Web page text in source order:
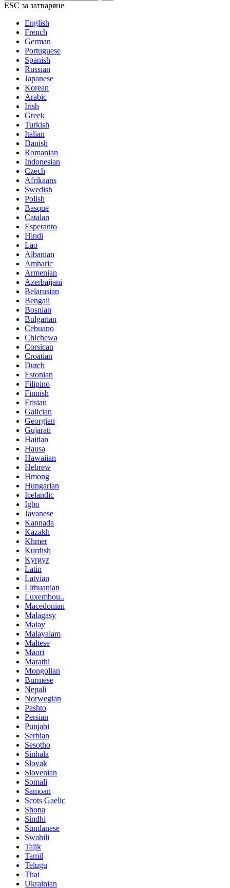
ESC за затваряне
English
French
German
Portuguese
Spanish
Russian
Japanese
Korean
Arabic
Irish
Greek
Turkish
Italian
Danish
Romanian
Indonesian
Czech
Afrikaans
Swedish
Polish
Basque
Catalan
Esperanto
Hindi
Lao
Albanian
Amharic
Armenian
Azerbaijani
Belarusian
Bengali
Bosnian
Bulgarian
Cebuano
Chichewa
Corsican
Croatian
Dutch
Estonian
Filipino
Finnish
Frisian
Galician
Georgian
Gujarati
Haitian
Hausa
Hawaiian
Hebrew
Hmong
Hungarian
Icelandic
Igbo
Javanese
Kannada
Kazakh
Khmer
Kurdish
Kyrgyz
Latin
Latvian
Lithuanian
Luxembou..
Macedonian
Malagasy
Malay
Malayalam
Maltese
Maori
Marathi
Mongolian
Burmese
Nepali
Norwegian
Pashto
Persian
Punjabi
Serbian
Sesotho
Sinhala
Slovak
Slovenian
Somali
Samoan
Scots Gaelic
Shona
Sindhi
Sundanese
Swahili
Tajik
Tamil
Telugu
Thai
Ukrainian